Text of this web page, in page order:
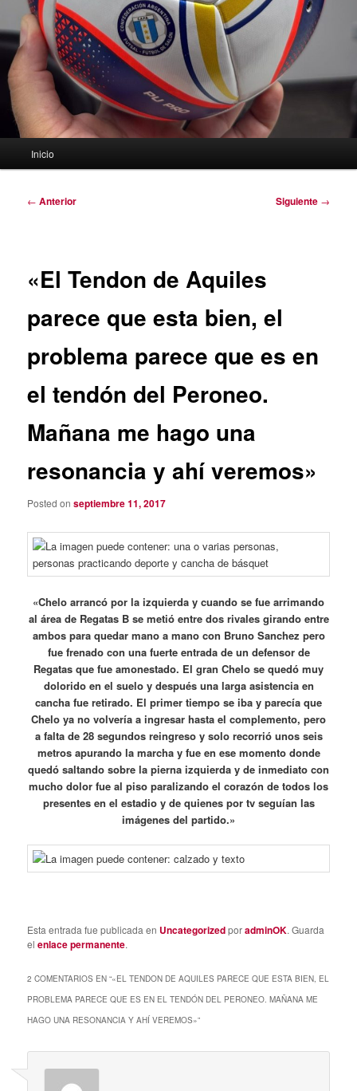
Inicio
Navegación
← Anterior Siguiente →
«El Tendon de Aquiles
parece que esta bien, el
problema parece que es en
el tendón del Peroneo.
Mañana me hago una
resonancia y ahí veremos»
Posted onseptiembre 11, 2017
«Chelo arrancó por la izquierda y cuando se fue arrimando
al área de Regatas B se metió entre dos rivales girando entre
ambos para quedar mano a mano con Bruno Sanchez pero
fue frenado con una fuerte entrada de un defensor de
Regatas que fue amonestado. El gran Chelo se quedó muy
dolorido en el suelo y después una larga asistencia en
cancha fue retirado. El primer tiempo se iba y parecía que
Chelo ya no volvería a ingresar hasta el complemento, pero
a falta de 28 segundos reingreso y solo recorrió unos seis
metros apurando la marcha y fue en ese momento donde
quedó saltando sobre la pierna izquierda y de inmediato con
mucho dolor fue al piso paralizando el corazón de todos los
presentes en el estadio y de quienes por tv seguían las
imágenes del partido.»
Esta entrada fue publicada en UncategorizedporadminOK. Guarda
elenlace permanente.
2 COMENTARIOS EN “«EL TENDON DE AQUILES PARECE QUE ESTA BIEN, EL
PROBLEMA PARECE QUE ES EN EL TENDÓN DEL PERONEO. MAÑANA ME
HAGO UNA RESONANCIA Y AHÍ VEREMOS»”